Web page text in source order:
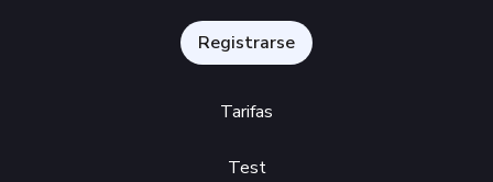
Registrarse
Tarifas
Test